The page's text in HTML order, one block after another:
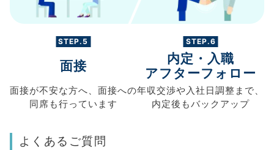
STEP.5
面接
面接が不安な方へ、 面接への
同席も行っています
STEP.6
内定・入職
アフターフォロー
年収交渉や入社日調整まで、
内定後もバックアップ
よくあるご質問